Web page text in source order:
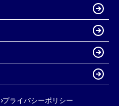
プライバシーポリシー